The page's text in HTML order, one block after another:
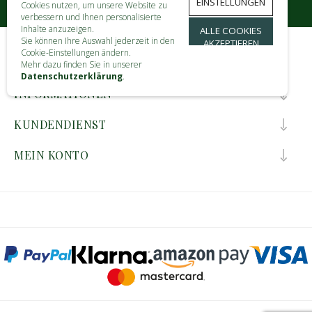
Cookies nutzen, um unsere Website zu
verbessern und Ihnen personalisierte
Inhalte anzuzeigen.
Sie können Ihre Auswahl jederzeit in den
Cookie-Einstellungen ändern.
Mehr dazu finden Sie in unserer
Datenschutzerklärung.
ALLE COOKIES
AKZEPTIEREN
KONTAKT
INFORMATIONEN
KUNDENDIENST
MEIN KONTO